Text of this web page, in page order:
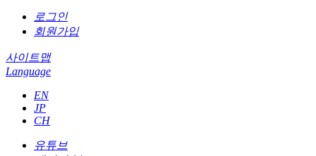
로그인
회원가입
사이트맵
Language
EN
JP
CH
유튜브